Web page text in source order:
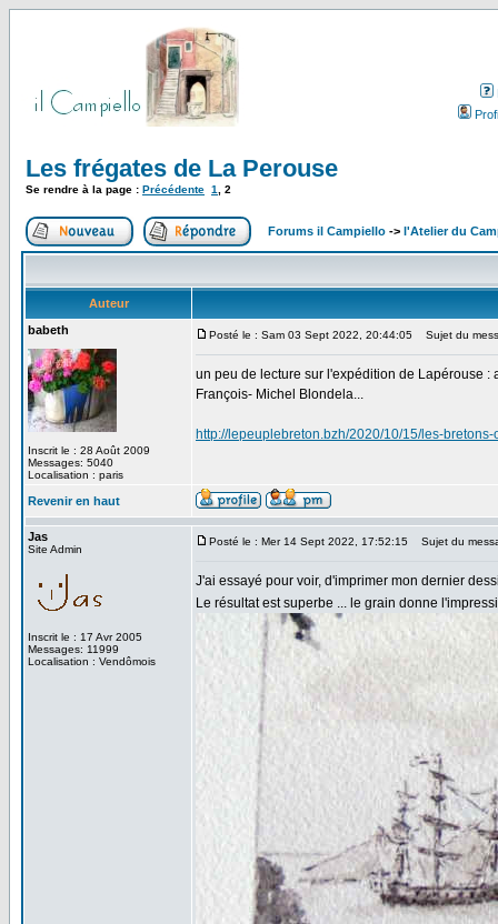
Les frégates de La Perouse
Se rendre à la page : Précédente 1 2
Forums il Campiello -> l'Atelier du
Auteur
babeth
Inscrit le : 28 Août 2009
Messages: 5040
Localisation : paris
Posté le : Sam 03 Sept 2022, 20:44:05 Sujet du
un peu de lecture sur l'expédition de Lapérouse
François- Michel Blondela...
http://lepeuplebreton.bzh/2020/10/15/les-
Revenir en haut
Jas
Site Admin
Inscrit le : 17 Avr 2005
Messages: 11999
Localisation : Vendômois
Posté le : Mer 14 Sept 2022, 17:52:15 Sujet du
J'ai essayé pour voir, d'imprimer mon dernier
Le résultat est superbe ... le grain donne